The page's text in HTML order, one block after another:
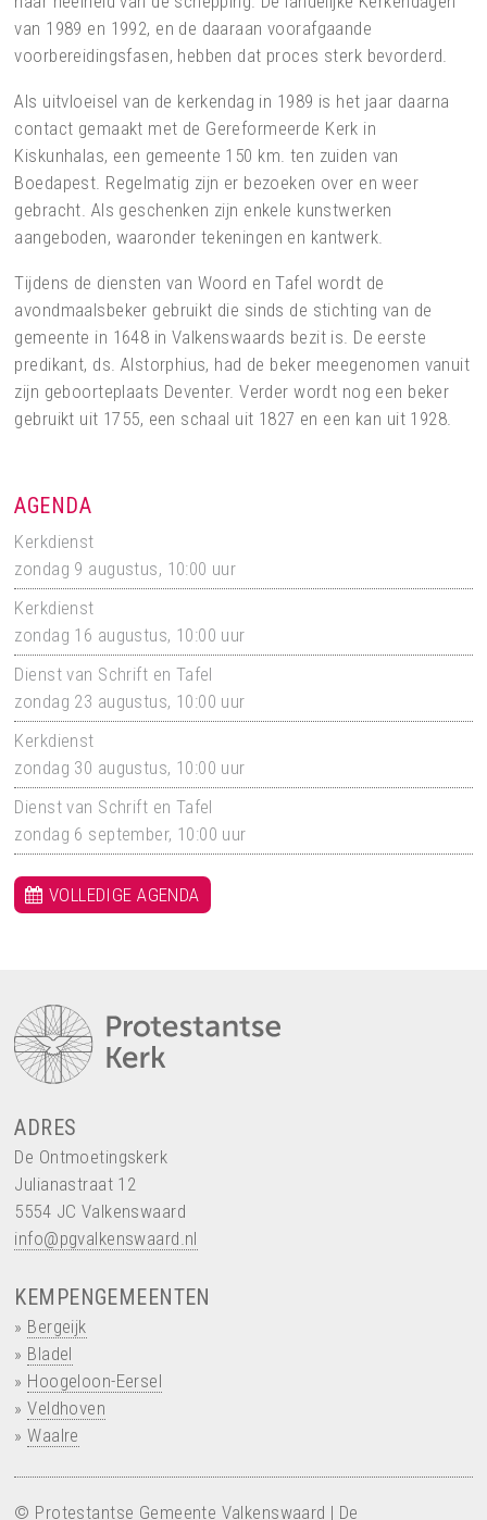
van 1989 en 1992, en de daaraan voorafgaande
voorbereidingsfasen, hebben dat proces sterk bevorderd.
Als uitvloeisel van de kerkendag in 1989 is het jaar daarna
contact gemaakt met de Gereformeerde Kerk in
Kiskunhalas, een gemeente 150 km. ten zuiden van
Boedapest. Regelmatig zijn er bezoeken over en weer
gebracht. Als geschenken zijn enkele kunstwerken
aangeboden, waaronder tekeningen en kantwerk.
Tijdens de diensten van Woord en Tafel wordt de
avondmaalsbeker gebruikt die sinds de stichting van de
gemeente in 1648 in Valkenswaards bezit is. De eerste
predikant, ds. Alstorphius, had de beker meegenomen vanuit
zijn geboorteplaats Deventer. Verder wordt nog een beker
gebruikt uit 1755, een schaal uit 1827 en een kan uit 1928.
AGENDA
Kerkdienst
zondag 9 augustus, 10:00 uur
Kerkdienst
zondag 16 augustus, 10:00 uur
Dienst van Schrift en Tafel
zondag 23 augustus, 10:00 uur
Kerkdienst
zondag 30 augustus, 10:00 uur
Dienst van Schrift en Tafel
zondag 6 september, 10:00 uur
VOLLEDIGE AGENDA
ADRES
De Ontmoetingskerk
Julianastraat 12
5554 JC Valkenswaard
info@pgvalkenswaard.nl
KEMPENGEMEENTEN
» Bergeijk
» Bladel
» Hoogeloon-Eersel
»Veldhoven
»Waalre
© Protestantse Gemeente Valkenswaard | De